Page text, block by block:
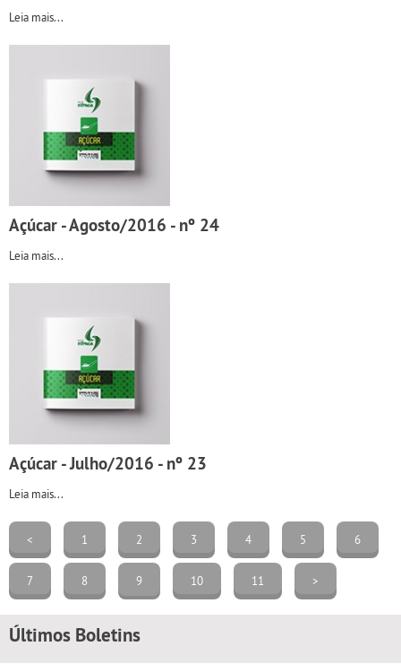
Leia mais...
Açúcar - Agosto/2016 - nº 24
Leia mais...
Açúcar - Julho/2016 - nº 23
Leia mais...
< 1 2 3 4 5 6
7 8 9 10 11 >
Últimos Boletins